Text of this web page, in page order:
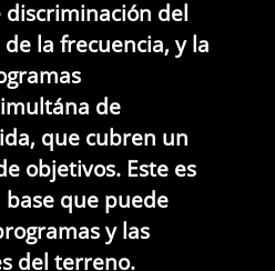
del
la frecuencia, y la
de
que cubren un
objetivos. Este es
que puede
y las
del terreno.